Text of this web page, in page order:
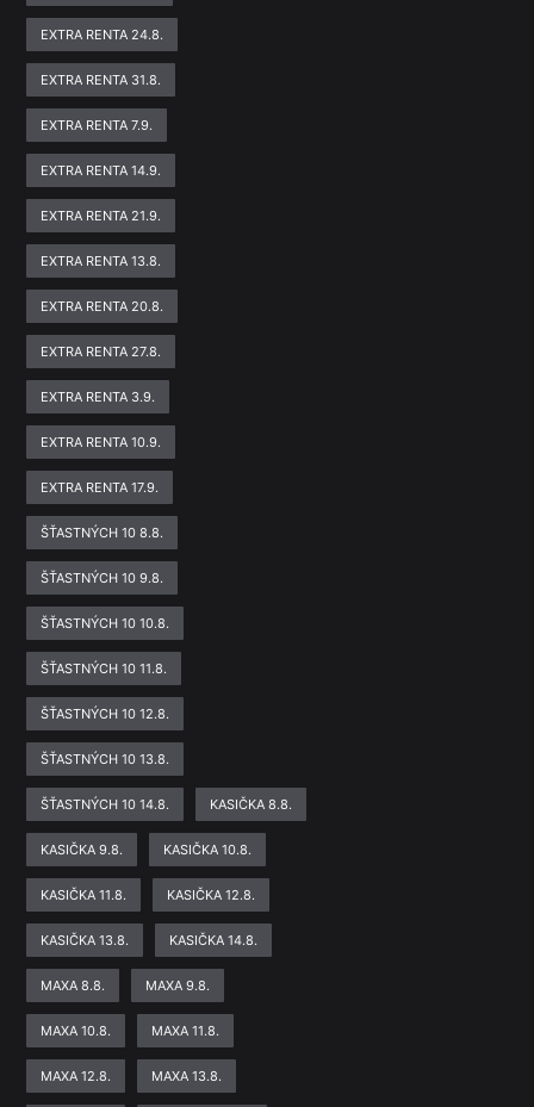
EXTRA RENTA 24.8.
EXTRA RENTA 31.8.
EXTRA RENTA 7.9.
EXTRA RENTA 14.9.
EXTRA RENTA 21.9.
EXTRA RENTA 13.8.
EXTRA RENTA 20.8.
EXTRA RENTA 27.8.
EXTRA RENTA 3.9.
EXTRA RENTA 10.9.
EXTRA RENTA 17.9.
ŠŤASTNÝCH 10 8.8.
ŠŤASTNÝCH 10 9.8.
ŠŤASTNÝCH 10 10.8.
ŠŤASTNÝCH 10 11.8.
ŠŤASTNÝCH 10 12.8.
ŠŤASTNÝCH 10 13.8.
ŠŤASTNÝCH 10 14.8. KASIČKA 8.8.
KASIČKA 9.8. KASIČKA 10.8.
KASIČKA 11.8. KASIČKA 12.8.
KASIČKA 13.8. KASIČKA 14.8.
MAXA 8.8. MAXA 9.8.
MAXA 10.8. MAXA 11.8.
MAXA 12.8. MAXA 13.8.